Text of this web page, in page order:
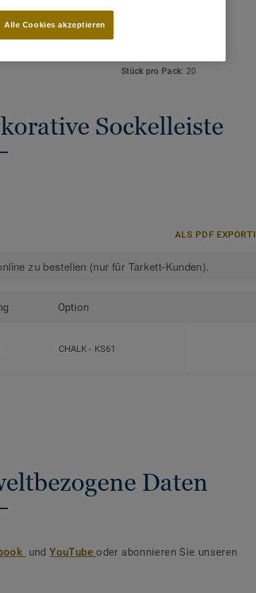
Stück pro Pack: 20
Sockelleiste
ALS PDF
zu bestellen (nur für Tarkett-Kunden).
Option
CHALK- KS61
Daten
undYouTubeoder abonnieren Sie unseren
Alle Cookies akzeptieren